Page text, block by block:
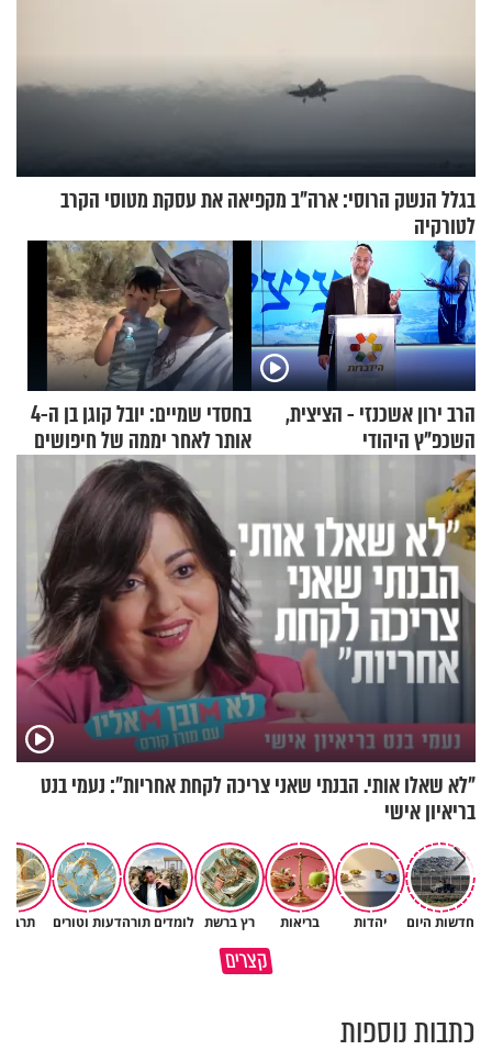
בגלל הנשק הרוסי: ארה"ב מקפיאה את עסקת מטוסי הקרב
לטורקיה
הרב ירון אשכנזי - הציצית,
השכפ"ץ היהודי
בחסדי שמיים: יובל קוגן בן ה-4
אותר לאחר יממה של חיפושים
"לא שאלו אותי. הבנתי שאני צריכה לקחת אחריות": נעמי בנט
בריאיון אישי
חדשות היום יהדות בריאות רץ ברשת לומדים תורהדעות וטורים
קצרים
כל מה שנשבר יכול להיבנות מחדש
גם השולחן שבת שאתם מסדרים
כתבות נוספות